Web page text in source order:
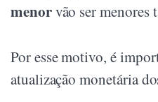
menorvão ser menores
Por esse motivo, é
atualização monetária